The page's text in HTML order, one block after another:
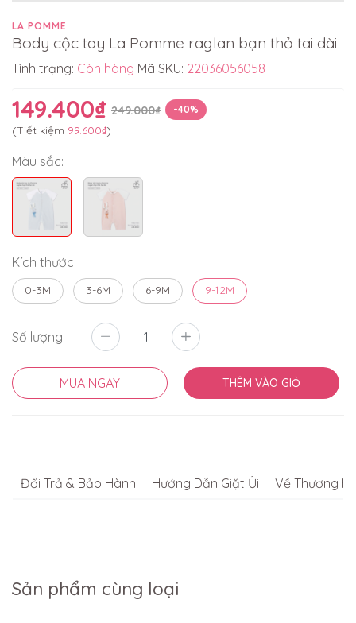
LA POMME
Body cộc tay La Pomme raglan bạn thỏ tai dài
Tình trạng: Còn hàng Mã SKU: 22036056058T
149.400₫ 249.000₫ -40%
(Tiết kiệm 99.600₫)
Màu sắc:
Kích thước:
0-3M 3-6M 6-9M 9-12M
Số lượng:
MUA NGAY THÊM VÀO GIỎ
Đổi Trả & Bảo Hành Hướng Dẫn Giặt Ủi Về Thương
Sản phẩm cùng loại